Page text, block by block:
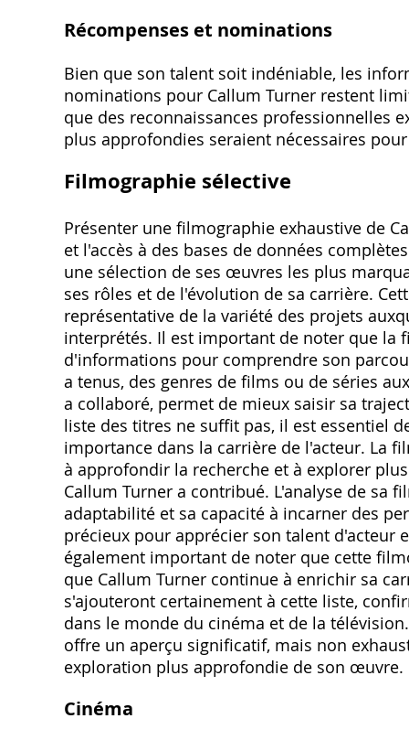
Récompenses et nominations
Bien que son talent soit indéniable, les
nominations pour Callum Turner restent
que des reconnaissances professionnelles
plus approfondies seraient nécessaires
Filmographie sélective
Présenter une filmographie exhaustive de
et l'accès à des bases de données
une sélection de ses œuvres les plus
ses rôles et de l'évolution de sa carrière.
représentative de la variété des projets
interprétés. Il est important de noter que la
d'informations pour comprendre son
a tenus, des genres de films ou de séries
a collaboré, permet de mieux saisir sa
liste des titres ne suffit pas, il est essentiel
importance dans la carrière de l'acteur. La
à approfondir la recherche et à explorer
Callum Turner a contribué. L'analyse de sa
adaptabilité et sa capacité à incarner des
précieux pour apprécier son talent d'acteur
également important de noter que cette
que Callum Turner continue à enrichir sa
s'ajouteront certainement à cette liste,
dans le monde du cinéma et de la
offre un aperçu significatif, mais non
exploration plus approfondie de son œuvre.
Cinéma